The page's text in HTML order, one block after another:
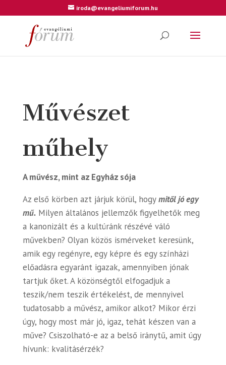
iroda@evangeliumiforum.hu
Művészet
műhely
A művész, mint az Egyház sója
Az első körben azt járjuk körül, hogymitől jó egy
mű.Milyen általános jellemzők figyelhetők meg
a kanonizált és a kultúránk részévé váló
művekben? Olyan közös ismérveket keresünk,
amik egy regényre, egy képre és egy színházi
előadásra egyaránt igazak, amennyiben jónak
tartjuk őket. A közönségtől elfogadjuk a
teszik/nem teszik értékelést, de mennyivel
tudatosabb a művész, amikor alkot? Mikor érzi
úgy, hogy most már jó, igaz, tehát készen van a
műve? Csiszolható-e az a belső iránytű, amit úgy
hívunk: kvalitásérzék?